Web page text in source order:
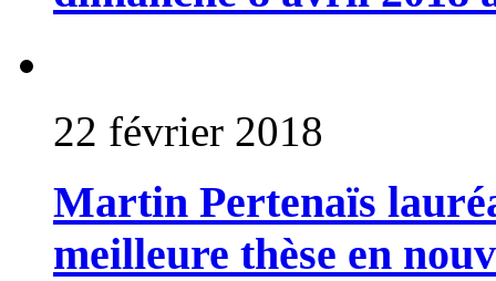
22 février 2018
Martin Pertenaïs
meilleure thèse en